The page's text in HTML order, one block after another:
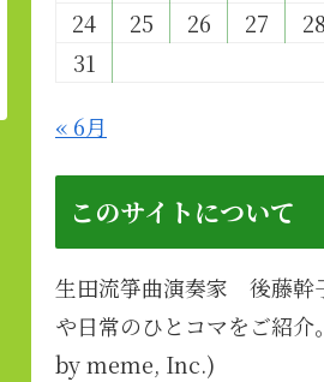
24
25 26 27 28
31
« 6月
このサイトについて
生田流箏曲演奏家 後藤幹
や日常のひとコマをご紹
by meme, Inc.)